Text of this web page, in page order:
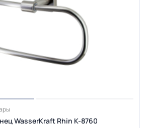
WasserKraft Rhin K-8760